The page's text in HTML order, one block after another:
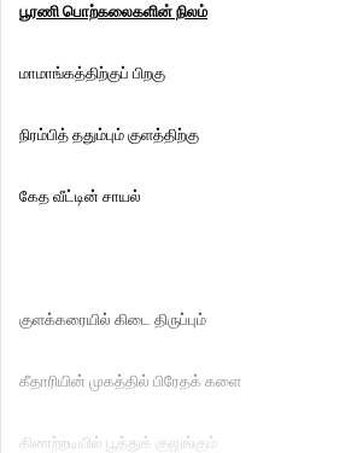
பூரணி பொற்கலைகளின் நிலம்
மாமாங்கத்திற்குப் பிறகு
நிரம்பித் ததும்பும் குளத்திற்கு
கேத வீட்டின் சாயல்
குளக்கரையில் கிடை திருப்பும்
கீதாரியின் முகத்தில் பிரேதக் களை
கிணற்றடியில் பூத்துக் குலுங்கும்